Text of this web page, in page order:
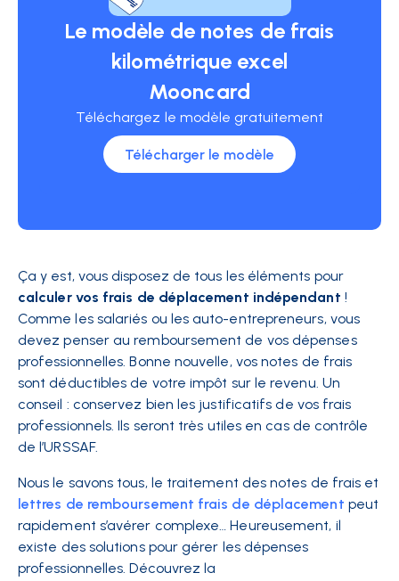
Le modèle de notes de frais
kilométrique excel
Mooncard
Téléchargez le modèle gratuitement
Télécharger le modèle
Ça y est, vous disposez de tous les éléments pour
calculer vos frais de déplacement indépendant !
Comme les salariés ou les auto-entrepreneurs, vous
devez penser au remboursement de vos dépenses
professionnelles. Bonne nouvelle, vos notes de frais
sont déductibles de votre impôt sur le revenu. Un
conseil : conservez bien les justificatifs de vos frais
professionnels. Ils seront très utiles en cas de contrôle
de l’URSSAF.
Nous le savons tous, le traitement des notes de frais et
lettres de remboursement frais de déplacement peut
rapidement s’avérer complexe… Heureusement, il
existe des solutions pour gérer les dépenses
professionnelles. Découvrez la